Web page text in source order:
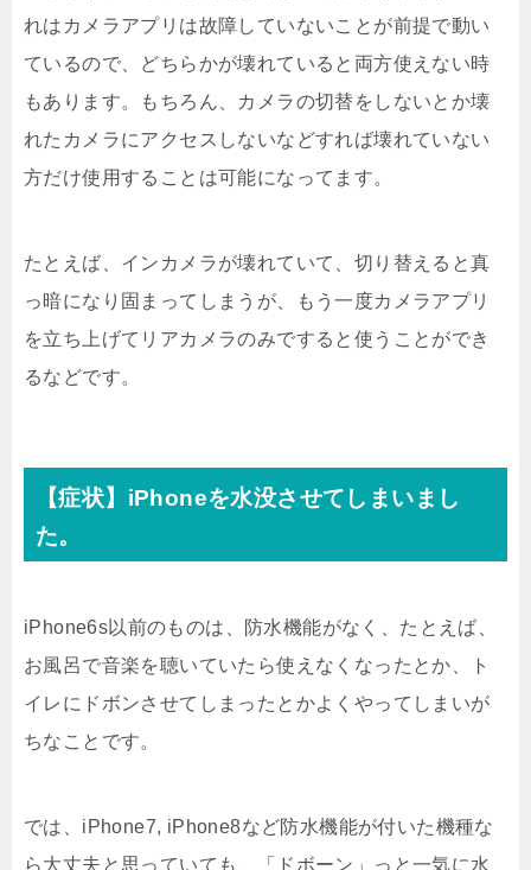
れはカメラアプリは故障していないことが前提で動い
ているので、どちらかが壊れていると両方使えない時
もあります。もちろん、カメラの切替をしないとか壊
れたカメラにアクセスしないなどすれば壊れていない
方だけ使用することは可能になってます。
たとえば、インカメラが壊れていて、切り替えると真
っ暗になり固まってしまうが、もう一度カメラアプリ
を立ち上げてリアカメラのみですると使うことができ
るなどです。
【症状】iPhoneを水没させてしまいまし
た。
iPhone6s以前のものは、防水機能がなく、たとえば、
お風呂で音楽を聴いていたら使えなくなったとか、ト
イレにドボンさせてしまったとかよくやってしまいが
ちなことです。
では、iPhone7, iPhone8など防水機能が付いた機種な
ら大丈夫と思っていても、「ドボーン」っと一気に水